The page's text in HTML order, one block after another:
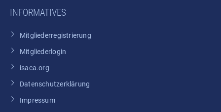
INFORMATIVES
Mitgliederregistrierung
Mitgliederlogin
isaca.org
Datenschutzerklärung
Impressum